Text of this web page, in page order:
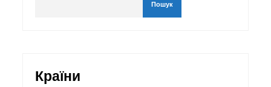
Пошук
Країни